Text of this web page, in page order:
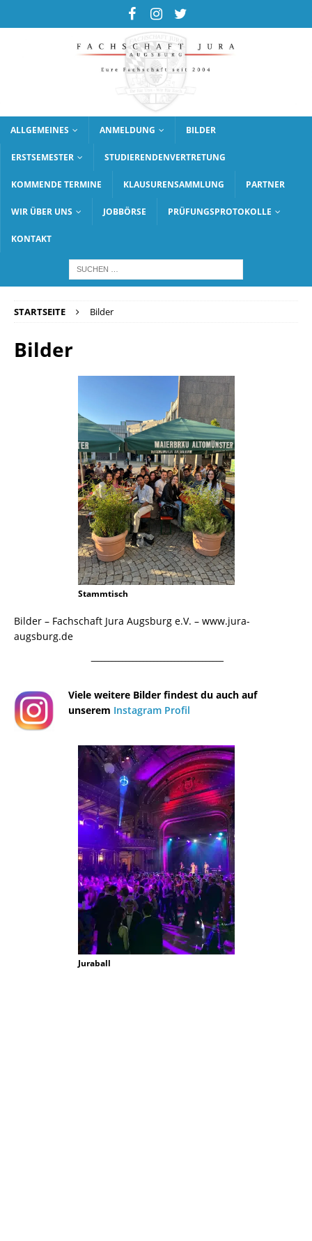
ALLGEMEINES ANMELDUNG BILDER
ERSTSEMESTER STUDIERENDENVERTRETUNG
KOMMENDE TERMINE KLAUSURENSAMMLUNG PARTNER
WIR ÜBER UNS JOBBÖRSE PRÜFUNGSPROTOKOLLE
KONTAKT
STARTSEITE Bilder
Bilder
Stammtisch
Bilder – Fachschaft Jura Augsburg e.V. – www.jura-
augsburg.de
¯¯¯¯¯¯¯¯¯¯¯¯¯¯¯¯¯¯¯¯¯¯¯¯¯¯¯¯¯¯¯¯¯¯¯¯¯¯
Viele weitere Bilder findest du auch auf
unserem Instagram Profil
Juraball